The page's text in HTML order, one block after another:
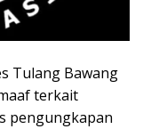
Tulang Bawang
terkait
pengungkapan